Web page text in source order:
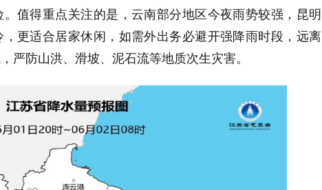
值得重点关注的是，云南部分地区今夜雨势较强，昆明
更适合居家休闲，如需外出务必避开强降雨时段，远离
严防山洪、滑坡、泥石流等地质次生灾害。